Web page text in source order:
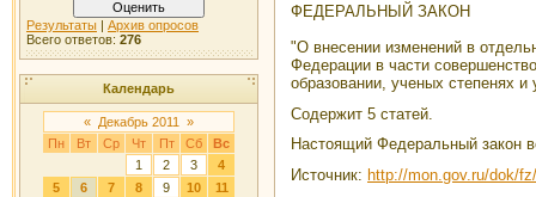
Результаты | Архив опросов
Всего ответов: 276
Календарь
« Декабрь 2011
»
Пн
Вт Ср Чт Пт Сб
Вс
1
2 3
4
5
6 7 8 9 10
11
ФЕДЕРАЛЬНЫЙ ЗАКОН
"О внесении изменений в
Федерации в части
образовании, ученых степенях и
Содержит 5 статей.
Настоящий Федеральный закон
Источник: http://mon.gov.ru/dok/